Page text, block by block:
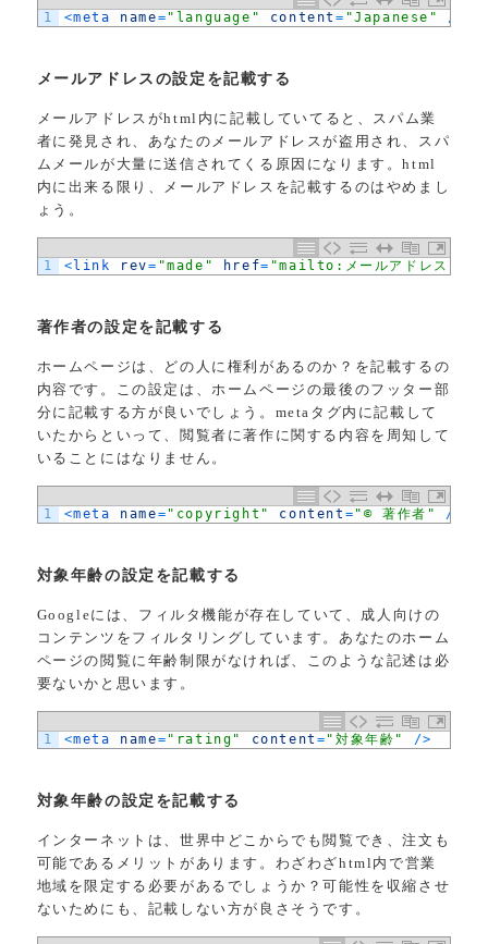
1 <meta name= "language" content= "Japanese" /
メールアドレスの設定を記載する
メールアドレスがhtml内に記載していてると、スパム業
者に発見され、あなたのメールアドレスが盗用され、スパ
ムメールが大量に送信されてくる原因になります。html
内に出来る限り、メールアドレスを記載するのはやめまし
ょう。
1 <link rev= "made" href= "mailto:メールアドレス"
著作者の設定を記載する
ホームページは、どの人に権利があるのか？を記載するの
内容です。この設定は、ホームページの最後のフッター部
分に記載する方が良いでしょう。metaタグ内に記載して
いたからといって、閲覧者に著作に関する内容を周知して
いることにはなりません。
1 <meta name= "copyright" content = "© 著作者" /
対象年齢の設定を記載する
Googleには、フィルタ機能が存在していて、成人向けの
コンテンツをフィルタリングしています。あなたのホーム
ページの閲覧に年齢制限がなければ、このような記述は必
要ないかと思います。
1 <meta name= "rating" content = "対象年齢" />
対象年齢の設定を記載する
インターネットは、世界中どこからでも閲覧でき、注文も
可能であるメリットがあります。わざわざhtml内で営業
地域を限定する必要があるでしょうか？可能性を収縮させ
ないためにも、記載しない方が良さそうです。